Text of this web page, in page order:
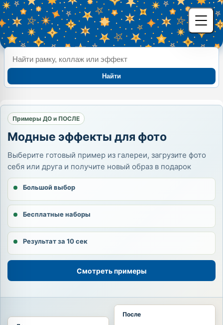
Найти
Примеры ДО и ПОСЛЕ
Модные эффекты для фото
Выберите готовый пример из галереи, загрузите фото
себя или друга и получите новый образ в подарок
Большой выбор
Бесплатные наборы
Результат за 10 сек
Смотреть примеры
После